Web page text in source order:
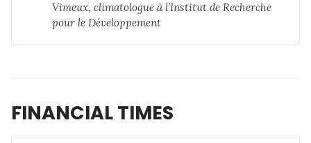
Vimeux, climatologue à l’Institut de Recherche
pour le Développement
FINANCIAL TIMES